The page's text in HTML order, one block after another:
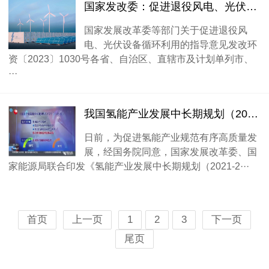
国家发改委：促进退役风电、光伏设备循环利用，支持第三方专业回收企业开展退役风电、光伏设备回收业务。
国家发展改革委等部门关于促进退役风
电、光伏设备循环利用的指导意见发改环
资〔2023〕1030号各省、自治区、直辖市及计划单列市、
···
我国氢能产业发展中长期规划（2021-2035年）发布
日前，为促进氢能产业规范有序高质量发
展，经国务院同意，国家发展改革委、国
家能源局联合印发《氢能产业发展中长期规划（2021-2···
首页 上一页 1 2 3
下一页
尾页